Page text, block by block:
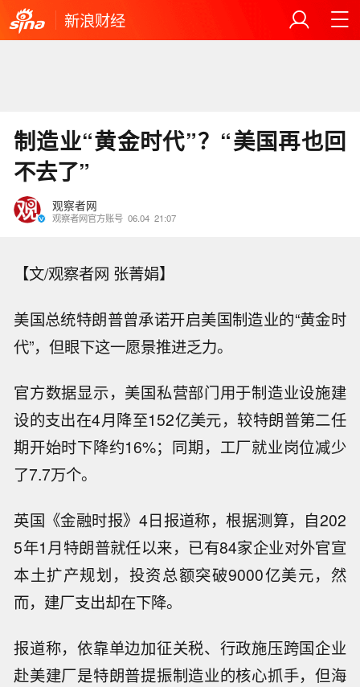
新浪财经
制造业“黄金时代”？“美国再也回
不去了”
观察者网
观察者网官方账号 06.04 21:07
【文/观察者网 张菁娟】
美国总统特朗普曾承诺开启美国制造业的“黄金时
代”，但眼下这一愿景推进乏力。
官方数据显示，美国私营部门用于制造业设施建
设的支出在4月降至152亿美元，较特朗普第二任
期开始时下降约16%；同期，工厂就业岗位减少
了7.7万个。
英国《金融时报》4日报道称，根据测算，自202
5年1月特朗普就任以来，已有84家企业对外官宣
本土扩产规划，投资总额突破9000亿美元，然
而，建厂支出却在下降。
报道称，依靠单边加征关税、行政施压跨国企业
赴美建厂是特朗普提振制造业的核心抓手，但海